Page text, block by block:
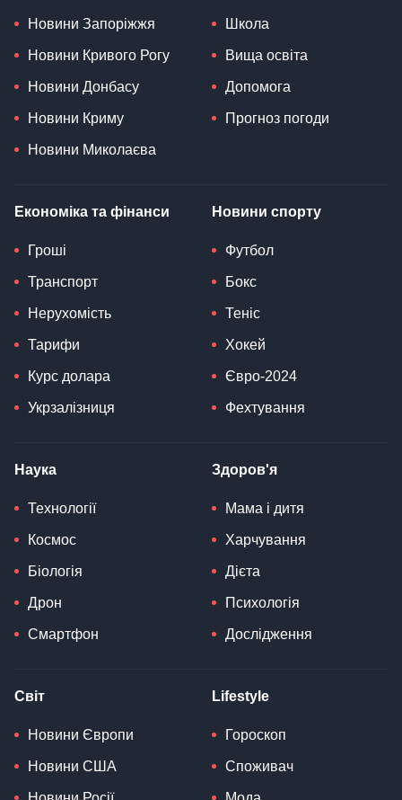
Новини Запоріжжя
Новини Кривого Рогу
Новини Донбасу
Новини Криму
Новини Миколаєва
Школа
Вища освіта
Допомога
Прогноз погоди
Економіка та фінанси
Гроші
Транспорт
Нерухомість
Тарифи
Курс долара
Укрзалізниця
Новини спорту
Футбол
Бокс
Теніс
Хокей
Євро-2024
Фехтування
Наука
Технології
Космос
Біологія
Дрон
Смартфон
Здоров'я
Мама і дитя
Харчування
Дієта
Психологія
Дослідження
Світ
Новини Європи
Новини США
Lifestyle
Гороскоп
Споживач